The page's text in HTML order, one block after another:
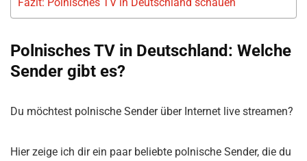
Polnisches TV in Deutschland: Welche
Sender gibt es?
Du möchtest polnische Sender über Internet live streamen?
Hier zeige ich dir ein paar beliebte polnische Sender, die du